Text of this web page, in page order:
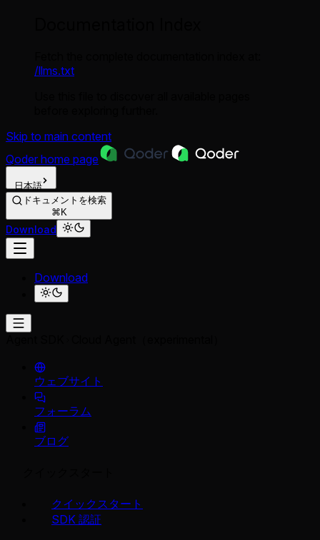
/llms.txt
Skip to main content
Qoder home page
日本語
ドキュメントを検索
⌘K
Download
Download
ウェブサイト
フォーラム
ブログ
クイックスタート
SDK 認証